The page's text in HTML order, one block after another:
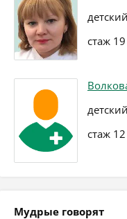
стаж
стаж
Мудрые говорят